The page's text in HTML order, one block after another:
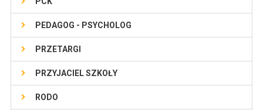
PEDAGOG - PSYCHOLOG
PRZETARGI
PRZYJACIEL SZKOŁY
RODO